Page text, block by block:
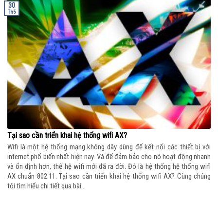
Tại sao cần triển khai hệ thống wifi AX?
Wifi là một hệ thống mạng không dây dùng để kết nối các thiết bị với
internet phổ biến nhất hiện nay. Và để đảm bảo cho nó hoạt động nhanh
và ổn định hơn, thế hệ wifi mới đã ra đời. Đó là hệ thống hệ thống wifi
AX chuẩn 802.11. Tại sao cần triển khai hệ thống wifi AX? Cùng chúng
tôi tìm hiểu chi tiết qua bài...
30
Th5